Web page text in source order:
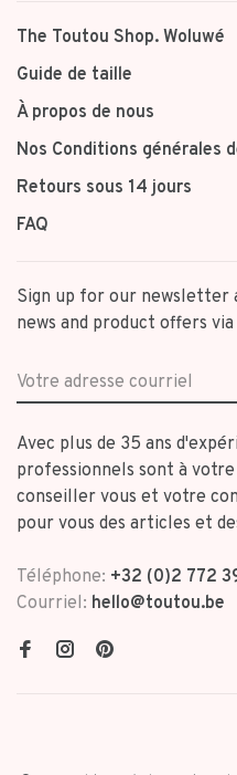
The Toutou Shop. Woluwé
Guide de taille
À propos de nous
Nos Conditions générales
Retours sous 14 jours
FAQ
Sign up for our newsletter
news and product offers
Avec plus de 35 ans
professionnels sont à
conseiller vous et votre
pour vous des articles et
Téléphone: +32 (0)2 772
Courriel: hello@toutou.be